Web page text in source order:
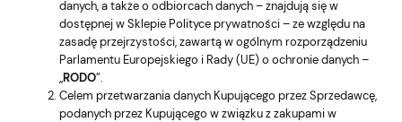
danych, a także o odbiorcach danych – znajdują się w
dostępnej w Sklepie Polityce prywatności – ze względu na
zasadę przejrzystości, zawartą w ogólnym rozporządzeniu
Parlamentu Europejskiego i Rady (UE) o ochronie danych –
„RODO”.
Celem przetwarzania danych Kupującego przez Sprzedawcę,
podanych przez Kupującego w związku z zakupami w